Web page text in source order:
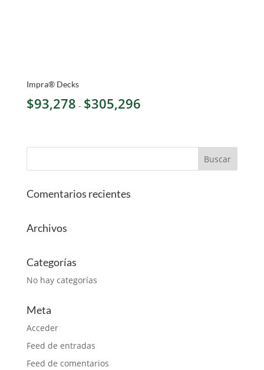
Impra® Decks
$93,278 - $305,296
Comentarios recientes
Archivos
Categorías
No hay categorías
Meta
Acceder
Feed de entradas
Feed de comentarios